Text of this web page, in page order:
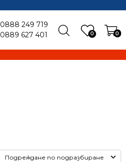
0 0
0888 249 719
0889 627 401